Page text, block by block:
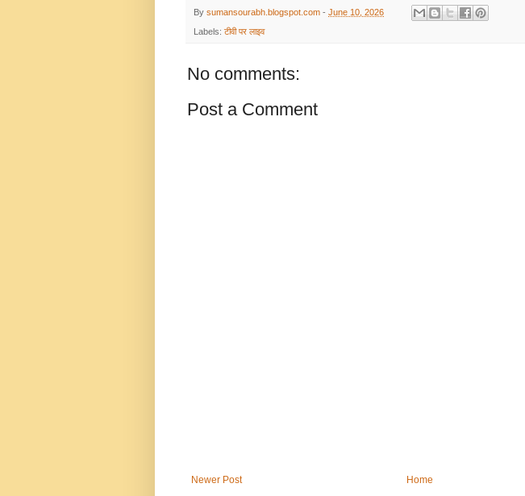
By sumansourabh.blogspot.com - June 10, 2026
Labels: टीवी पर लाइव
No comments:
Post a Comment
Newer Post
Home